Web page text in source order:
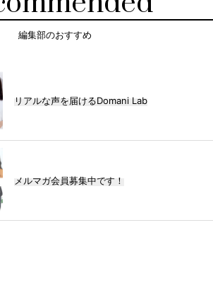
編集部のおすすめ
リアルな声を届けるDomani Lab
メルマガ会員募集中です！